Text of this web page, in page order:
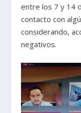
entre los 7 y 14
contacto con
considerando,
negativos.